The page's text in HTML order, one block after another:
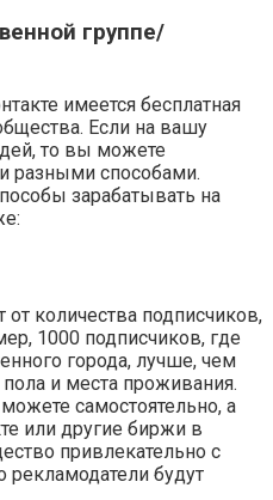
группе/
имеется бесплатная
Если на вашу
то вы можете
разными способами.
зарабатывать на
количества подписчиков,
1000 подписчиков, где
города, лучше, чем
и места проживания.
самостоятельно, а
или другие биржи в
привлекательно с
рекламодатели будут